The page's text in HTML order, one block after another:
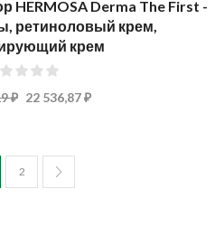
Derma The First -
ретиноловый крем,
крем
₽ 22 536,87 ₽
currently reading page
Страница
2